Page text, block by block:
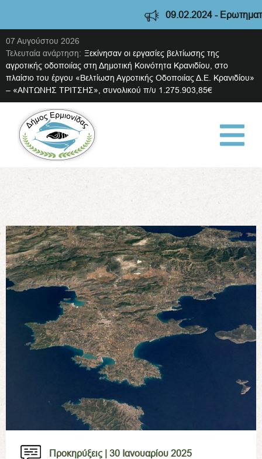
09.02.2024 -
07 Αυγούστου 2026
Τελευταία ανάρτηση: Ξεκίνησαν οι εργασίες βελτίωσης της
αγροτικής οδοποιίας στη Δημοτική Κοινότητα Κρανιδίου, στο
πλαίσιο του έργου «Βελτίωση Αγροτικής Οδοποιίας Δ.Ε. Κρανιδίου»
– «ΑΝΤΩΝΗΣ ΤΡΙΤΣΗΣ», συνολικού π/υ 1.275.903,85€
Προκηρύξεις | 30 Ιανουαρίου 2025